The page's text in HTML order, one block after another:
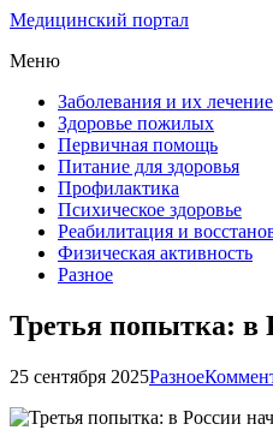
Медицинский портал
Меню
Заболевания и их лечение
Здоровье пожилых
Первичная помощь
Питание для здоровья
Профилактика
Психическое здоровье
Реабилитация и
Физическая активность
Разное
Третья попытка: в
25 сентября 2025Разное